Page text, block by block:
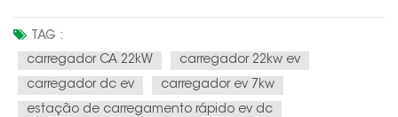
avanços tecnológicos, políticas governamentais e
preferências do consumidor.Um dos principais
impulsionadores da transição para carros elét...
TAG :
carregador CA 22kW
carregador 22kw ev
carregador dc ev
carregador ev 7kw
estação de carregamento rápido ev dc